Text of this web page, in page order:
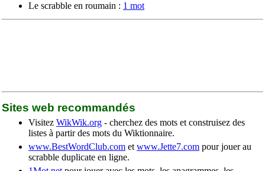
Le scrabble en roumain : 1 mot
Sites web recommandés
Visitez WikWik.org - cherchez des mots et construisez des
listes à partir des mots du Wiktionnaire.
www.BestWordClub.com et www.Jette7.com pour jouer au
scrabble duplicate en ligne.